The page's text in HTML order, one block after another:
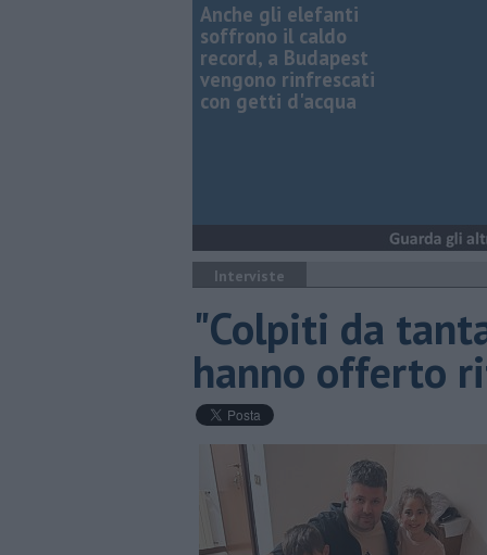
Anche gli elefanti
soffrono il caldo
record, a Budapest
vengono rinfrescati
con getti d'acqua
Interviste
"Colpiti da
hanno offerto